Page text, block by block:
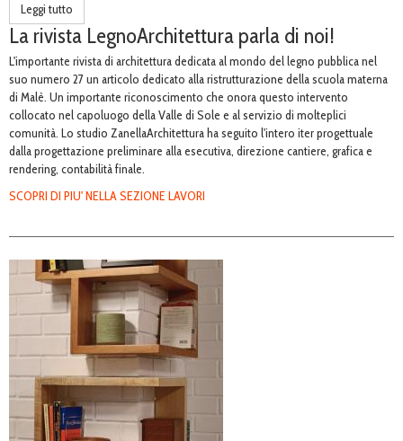
Leggi tutto
La rivista LegnoArchitettura parla di noi!
L'importante rivista di architettura dedicata al mondo del legno pubblica nel
suo numero 27 un articolo dedicato alla ristrutturazione della scuola materna
di Malè. Un importante riconoscimento che onora questo intervento
collocato nel capoluogo della Valle di Sole e al servizio di molteplici
comunità. Lo studio ZanellaArchitettura ha seguito l'intero iter progettuale
dalla progettazione preliminare alla esecutiva, direzione cantiere, grafica e
rendering, contabilità finale.
SCOPRI DI PIU' NELLA SEZIONE LAVORI